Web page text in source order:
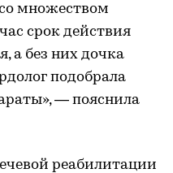
множеством
срок действия
а без них дочка
подобрала
— пояснила
реабилитации